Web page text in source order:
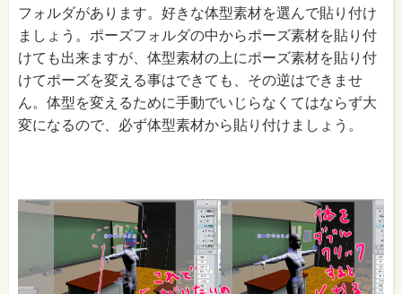
フォルダがあります。好きな体型素材を選んで貼り付け
ましょう。ポーズフォルダの中からポーズ素材を貼り付
けても出来ますが、体型素材の上にポーズ素材を貼り付
けてポーズを変える事はできても、その逆はできませ
ん。体型を変えるために手動でいじらなくてはならず大
変になるので、必ず体型素材から貼り付けましょう。